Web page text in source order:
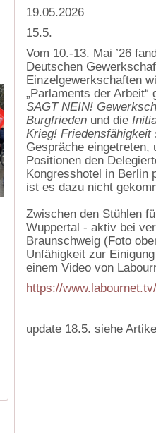
19.05.2026
15.5.
Vom 10.-13. Mai ’26
Deutschen
Einzelgewerkschaften
„Parlaments der
SAGT NEIN!
Burgfrieden und die
Krieg!
Gespräche eingetreten,
Positionen den
Kongresshotel in Berlin
ist es dazu nicht
Zwischen den Stühlen
Wuppertal - aktiv bei
Braunschweig (Foto
Unfähigkeit zur
einem Video von
https://
update 18.5. siehe